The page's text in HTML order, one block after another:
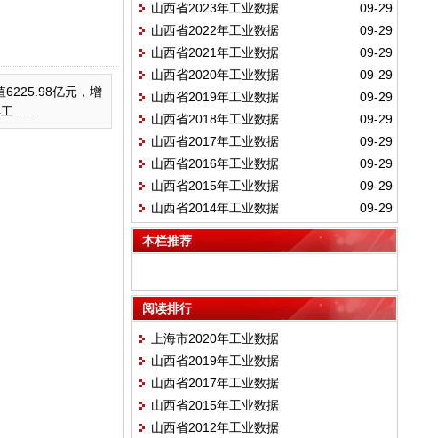
6225.98亿元，增
......
09-29
山西省2023年工业数据
09-29
山西省2022年工业数据
09-29
山西省2021年工业数据
09-29
山西省2020年工业数据
09-29
山西省2019年工业数据
09-29
山西省2018年工业数据
09-29
山西省2017年工业数据
09-29
山西省2016年工业数据
09-29
山西省2015年工业数据
09-29
山西省2014年工业数据
本栏推荐
阅读排行
上海市2020年工业数据
山西省2019年工业数据
山西省2017年工业数据
山西省2015年工业数据
山西省2012年工业数据